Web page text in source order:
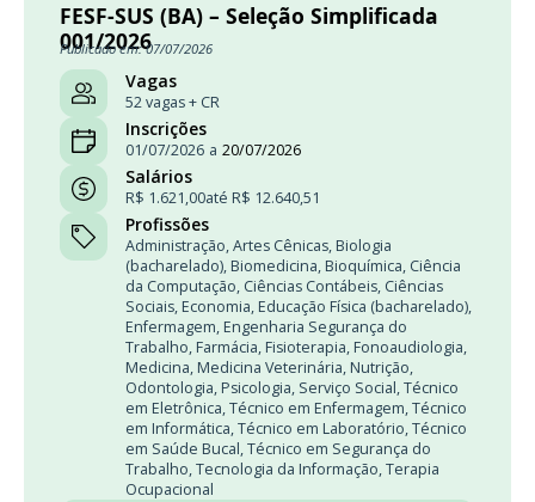
FESF-SUS (BA) – Seleção Simplificada
001/2026
Publicado em: 07/07/2026
Vagas
52 vagas + CR
Inscrições
01/07/2026 a 20/07/2026
Salários
R$ 1.621,00até R$ 12.640,51
Profissões
Administração,Artes Cênicas, Biologia
(bacharelado), Biomedicina, Bioquímica, Ciência
da Computação, Ciências Contábeis, Ciências
Sociais, Economia, Educação Física (bacharelado),
Enfermagem, Engenharia Segurança do
Trabalho, Farmácia, Fisioterapia, Fonoaudiologia,
Medicina, Medicina Veterinária, Nutrição,
Odontologia, Psicologia, Serviço Social,Técnico
em Eletrônica,Técnico em Enfermagem,Técnico
em Informática,Técnico em Laboratório,Técnico
em Saúde Bucal,Técnico em Segurança do
Trabalho,Tecnologia da Informação,Terapia
Ocupacional